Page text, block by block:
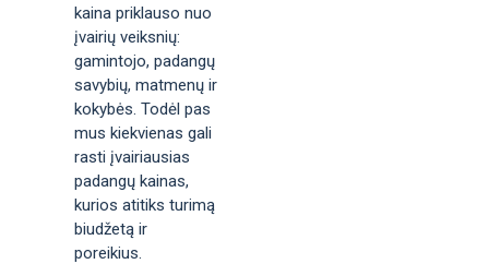
kaina priklauso nuo
įvairių veiksnių:
gamintojo, padangų
savybių, matmenų ir
kokybės. Todėl pas
mus kiekvienas gali
rasti įvairiausias
padangų kainas,
kurios atitiks turimą
biudžetą ir
poreikius.